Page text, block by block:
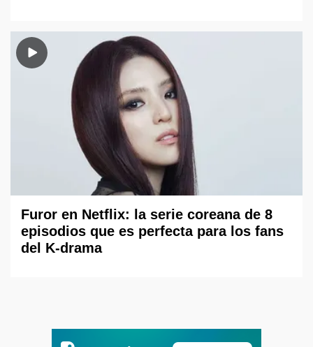
Furor en Netflix: la serie coreana de 8
episodios que es perfecta para los fans
del K-drama